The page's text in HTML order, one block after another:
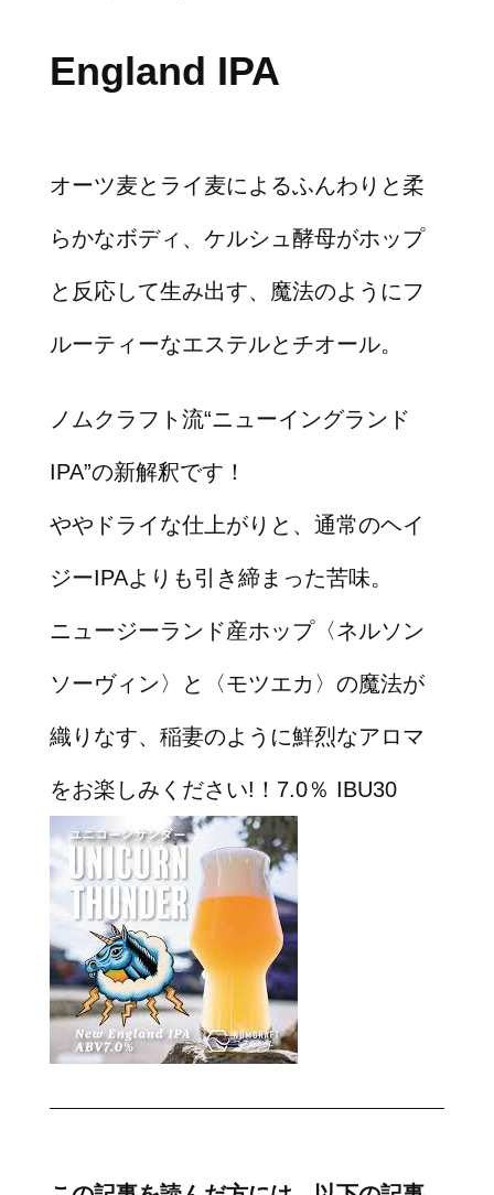
England IPA
オーツ麦とライ麦によるふんわりと柔
らかなボディ、ケルシュ酵母がホップ
と反応して生み出す、魔法のようにフ
ルーティーなエステルとチオール。
ノムクラフト流“ニューイングランド
IPA”の新解釈です！
ややドライな仕上がりと、通常のヘイ
ジーIPAよりも引き締まった苦味。
ニュージーランド産ホップ〈ネルソン
ソーヴィン〉と〈モツエカ〉の魔法が
織りなす、稲妻のように鮮烈なアロマ
をお楽しみください!！7.0％ IBU30